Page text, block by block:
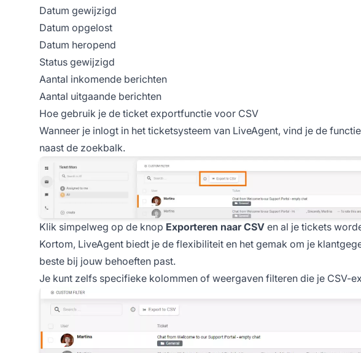
Datum gewijzigd
Datum opgelost
Datum heropend
Status gewijzigd
Aantal inkomende berichten
Aantal uitgaande berichten
Hoe gebruik je de ticket exportfunctie voor CSV
Wanneer je inlogt in het ticketsysteem van LiveAgent, vind je de functie
naast de zoekbalk.
Klik simpelweg op de knop Exporteren naar CSV en al je tickets
Kortom, LiveAgent biedt je de flexibiliteit en het gemak om je
beste bij jouw behoeften past.
Je kunt zelfs specifieke kolommen of weergaven filteren die je CSV-